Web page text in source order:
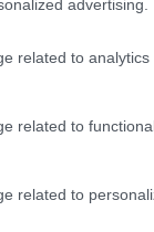
advertising.
related to analytics
related to
related to